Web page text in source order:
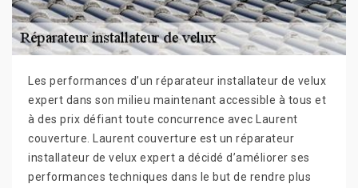
Les performances d’un réparateur installateur de velux
expert dans son milieu maintenant accessible à tous et
à des prix défiant toute concurrence avec Laurent
couverture. Laurent couverture est un réparateur
installateur de velux expert a décidé d’améliorer ses
performances techniques dans le but de rendre plus